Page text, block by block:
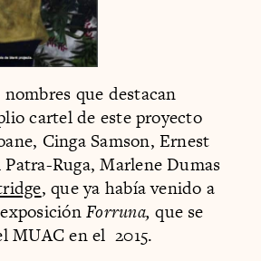
que destacan
cartel de este proyecto
Cinga Samson, Ernest
Ruga, Marlene Dumas
, que ya había venido a
Forruna,que se
MUAC en el 2015.